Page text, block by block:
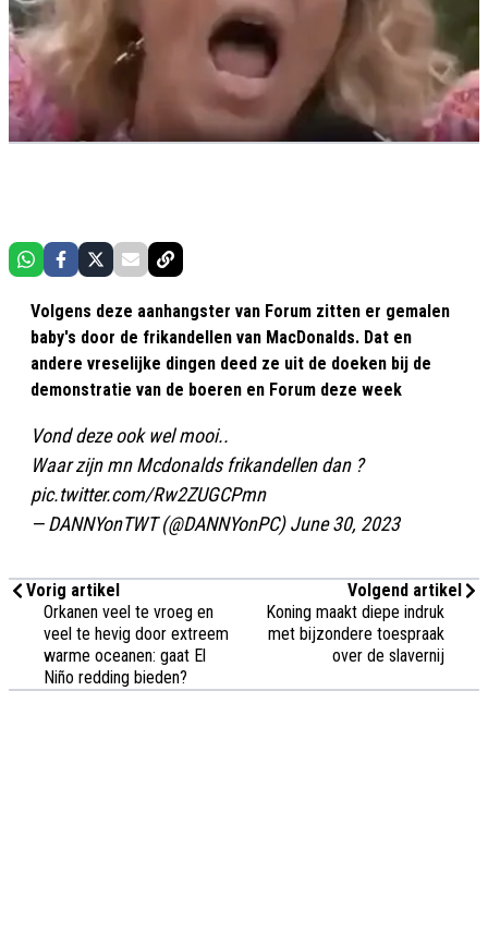
Volgens deze aanhangster van Forum zitten er gemalen
baby's door de frikandellen van MacDonalds. Dat en
andere vreselijke dingen deed ze uit de doeken bij de
demonstratie van de boeren en Forum deze week
Vond deze ook wel mooi..
Waar zijn mn Mcdonalds frikandellen dan ?
pic.twitter.com/Rw2ZUGCPmn
— DANNYonTWT (@DANNYonPC)June 30, 2023
Vorig artikel
Orkanen veel te vroeg en
veel te hevig door extreem
warme oceanen: gaat El
Niño redding bieden?
Volgend artikel
Koning maakt diepe indruk
met bijzondere toespraak
over de slavernij